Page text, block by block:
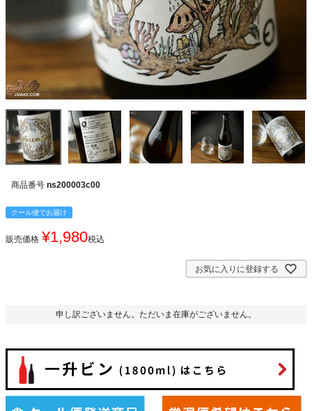
商品番号 ns200003c00
クール便でお届け
販売価格 ¥1,980税込
お気に入りに登録する
申し訳ございません。ただいま在庫がございません。